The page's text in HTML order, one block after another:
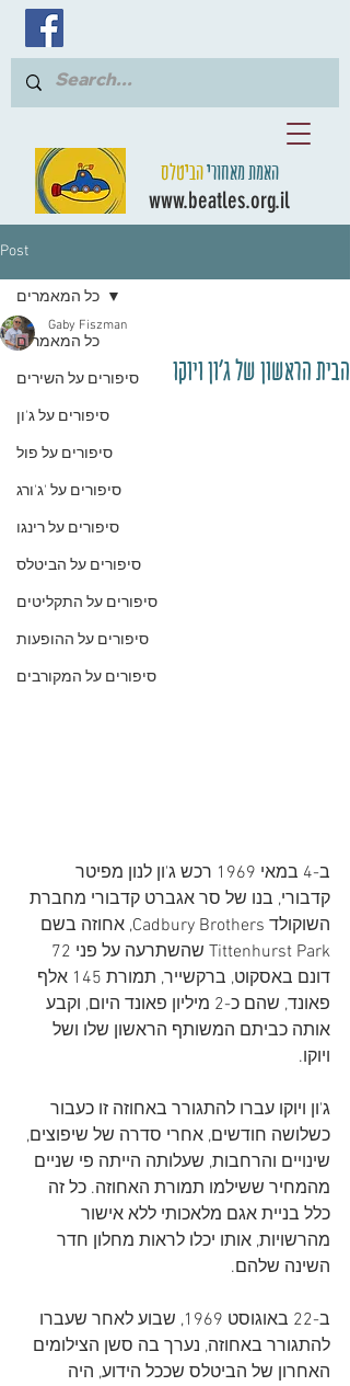
האמת מאחוריהביטלס
www.beatles.org.il
Post
כל המאמרים
סיפורים על השירים
סיפורים על ג'ון
סיפורים על פול
סיפורים על 'ג'ורג
סיפורים על רינגו
סיפורים על הביטלס
סיפורים על התקליטים
סיפורים על ההופעות
סיפורים על המקורבים
כל המאמרים
הבית הראשון של ג'ון ויוקו
Gaby Fiszman
ב-4 במאי 1969 רכש ג'ון לנון מפיטר
קדבורי, בנו של סר אגברט קדבורי מחברת
השוקולד Cadbury Brothers, אחוזה בשם
דונם באסקוט, ברקשייר, תמורת 145 אלף
פאונד, שהם כ-2 מיליון פאונד היום, וקבע
אותה כביתם המשותף הראשון שלו ושל
ויוקו.
ג'ון ויוקו עברו להתגורר באחוזה זו כעבור
כשלושה חודשים, אחרי סדרה של שיפוצים,
שינויים והרחבות, שעלותה הייתה פי שניים
מהמחיר ששילמו תמורת האחוזה. כל זה
כלל בניית אגם מלאכותי ללא אישור
מהרשויות, אותו יכלו לראות מחלון חדר
השינה שלהם.
ב-22 באוגוסט 1969, שבוע לאחר שעברו
להתגורר באחוזה, נערך בה סשן הצילומים
האחרון של הביטלס שככל הידוע, היה